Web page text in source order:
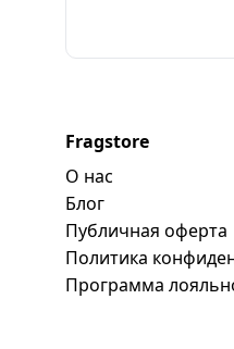
Fragstore
О нас
Блог
Публичная оферта
Политика
Программa